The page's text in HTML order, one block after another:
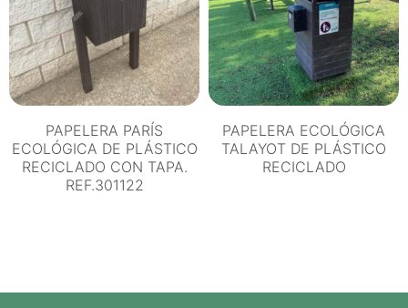
PAPELERA PARÍS
ECOLÓGICA DE PLÁSTICO
RECICLADO CON TAPA.
REF.301122
PAPELERA ECOLÓGICA
TALAYOT DE PLÁSTICO
RECICLADO